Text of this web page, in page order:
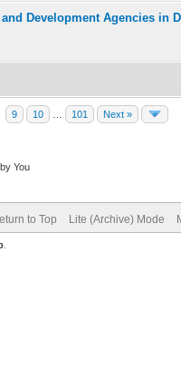
Development Agencies in
9 10 101 Next »
You
to Top Lite (Archive) Mode